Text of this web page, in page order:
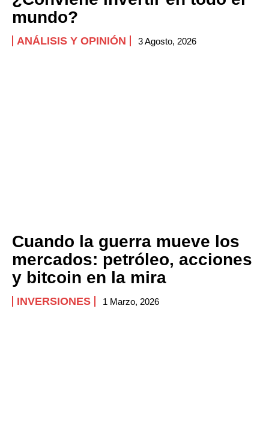
mundo?
ANÁLISIS Y OPINIÓN 3 Agosto, 2026
Cuando la guerra mueve los
mercados: petróleo, acciones
y bitcoin en la mira
INVERSIONES 1 Marzo, 2026